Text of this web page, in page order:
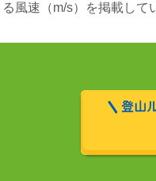
る風速（m/s）を掲載して